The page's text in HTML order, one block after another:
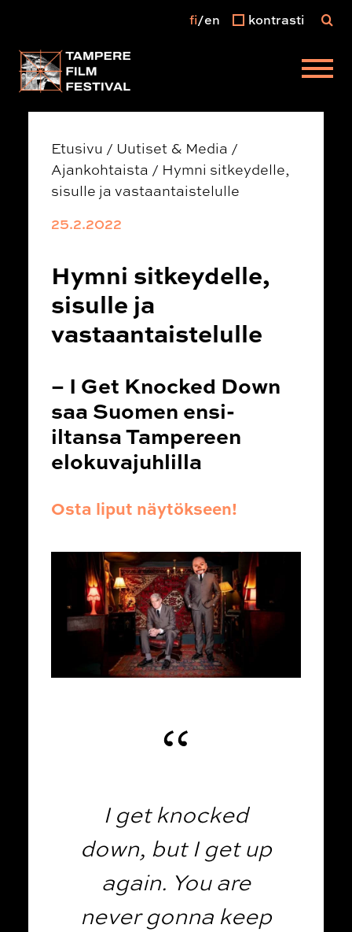
Päävalikko
fi en kontrasti
Etusivu / Uutiset & Media /
Ajankohtaista / Hymni sitkeydelle,
sisulle ja vastaantaistelulle
25.2.2022
Hymni sitkeydelle,
sisulle ja
vastaantaistelulle
– I Get Knocked Down
saa Suomen ensi-
iltansa Tampereen
elokuvajuhlilla
Osta liput näytökseen!
I get knocked
down, but I get up
again. You are
never gonna keep